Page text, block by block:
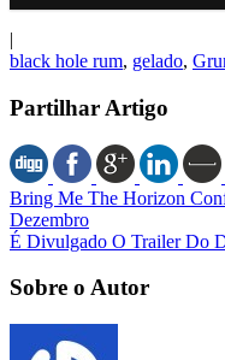
|
black hole rum, gelado,
Partilhar Artigo
Bring Me The Horizon
Dezembro
É Divulgado O Trailer Do
Sobre o Autor